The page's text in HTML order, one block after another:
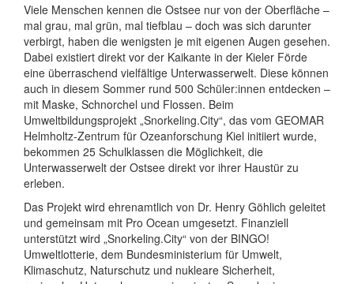
Viele Menschen kennen die Ostsee nur von der Oberfläche –
mal grau, mal grün, mal tiefblau – doch was sich darunter
verbirgt, haben die wenigsten je mit eigenen Augen gesehen.
Dabei existiert direkt vor der Kaikante in der Kieler Förde
eine überraschend vielfältige Unterwasserwelt. Diese können
auch in diesem Sommer rund 500 Schüler:innen entdecken –
mit Maske, Schnorchel und Flossen. Beim
Umweltbildungsprojekt „Snorkeling.City“, das vom GEOMAR
Helmholtz-Zentrum für Ozeanforschung Kiel initiiert wurde,
bekommen 25 Schulklassen die Möglichkeit, die
Unterwasserwelt der Ostsee direkt vor ihrer Haustür zu
erleben.
Das Projekt wird ehrenamtlich von Dr. Henry Göhlich geleitet
und gemeinsam mit Pro Ocean umgesetzt. Finanziell
unterstützt wird „Snorkeling.City“ von der BINGO!
Umweltlotterie, dem Bundesministerium für Umwelt,
Klimaschutz, Naturschutz und nukleare Sicherheit,